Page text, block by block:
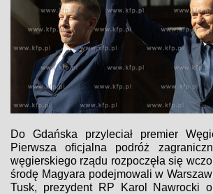
Do Gdańska przyleciał premier
Pierwsza oficjalna podróż
węgierskiego rządu rozpoczęła się
środę Magyara podejmowali w
Tusk, prezydent RP Karol Nawrocki